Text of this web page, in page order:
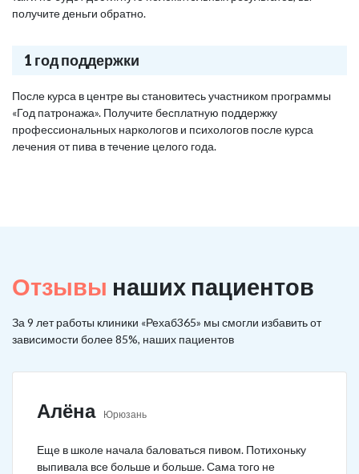
получите деньги обратно.
1 год поддержки
После курса в центре вы становитесь участником программы
«Год патронажа». Получите бесплатную поддержку
профессиональных наркологов и психологов после курса
лечения от пива в течение целого года.
Отзывы наших пациентов
За 9 лет работы клиники «Рехаб365» мы смогли избавить от
зависимости более 85%, наших пациентов
Алёна Юрюзань
Еще в школе начала баловаться пивом. Потихоньку
выпивала все больше и больше. Сама того не